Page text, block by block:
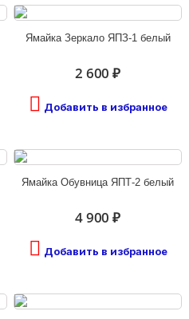
Ямайка Зеркало ЯПЗ-1 белый
2 600 ₽
Добавить в избранное
Ямайка Обувница ЯПТ-2 белый
4 900 ₽
Добавить в избранное